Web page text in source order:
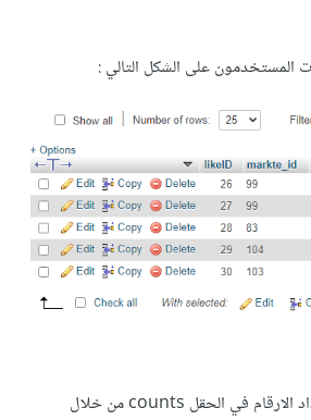
على الشكل التالي :
انا أقوم بعملية جمع اعداد الارقام في الحقل counts من خلال